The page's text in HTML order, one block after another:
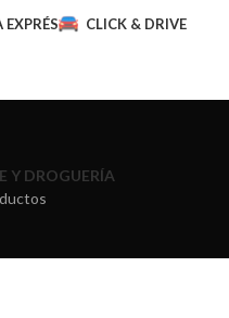
EXPRÉS CLICK & DRIVE
Y DROGUERÍA